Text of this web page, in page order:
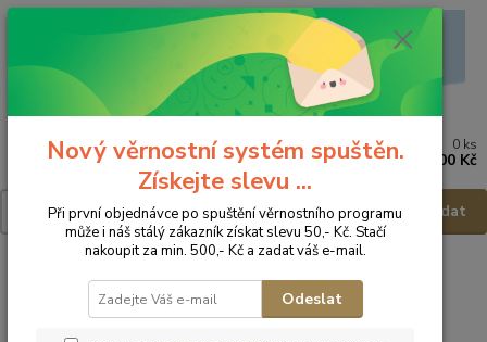
Menu
Hledat
0 ks
0,00 Kč
Nellys Dětské 2dílné povlečení - 135x100cm/40x60cm
Baby Nellys Dětské 2dílné
Nový věrnostní systém spuštěn.
Získejte slevu ...
Při první objednávce po spuštění věrnostního programu
může i náš stálý zákazník získat slevu 50,- Kč. Stačí
nakoupit za min. 500,- Kč a zadat váš e-mail.
Odeslat